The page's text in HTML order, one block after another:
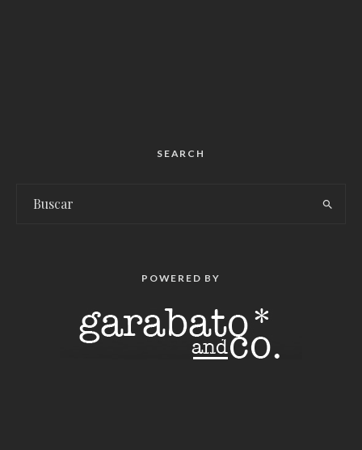
SEARCH
POWERED BY